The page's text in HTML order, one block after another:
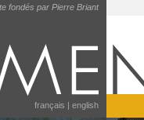
fondés par Pierre Briant
français | english